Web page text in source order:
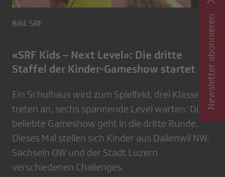
Bild: SRF
«SRF Kids – Next Level»: Die dritte
Staffel der Kinder-Gameshow startet
Ein Schulhaus wird zum Spielfeld, drei Klassen
treten an, sechs spannende Level warten: Die
beliebte Gameshow geht in die dritte Runde.
Dieses Mal stellen sich Kinder aus Dallenwil NW,
Sachseln OW und der Stadt Luzern
verschiedenen Challenges.
Newsletter abonnieren